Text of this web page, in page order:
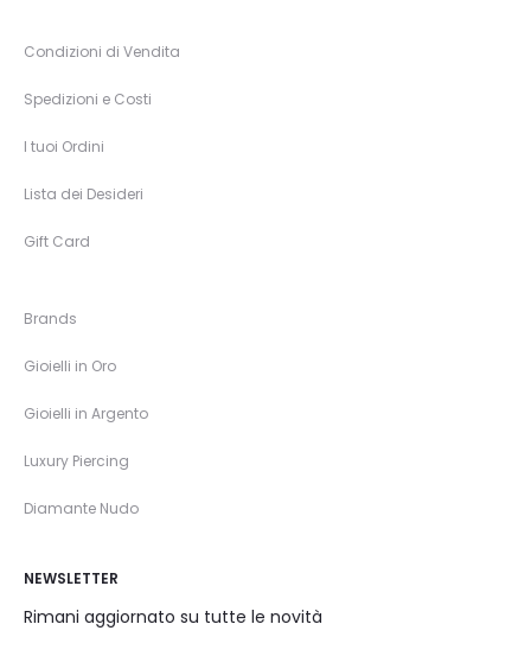
Condizioni di Vendita
Spedizioni e Costi
I tuoi Ordini
Lista dei Desideri
Gift Card
Brands
Gioielli in Oro
Gioielli in Argento
Luxury Piercing
Diamante Nudo
NEWSLETTER
Rimani aggiornato su tutte le novità